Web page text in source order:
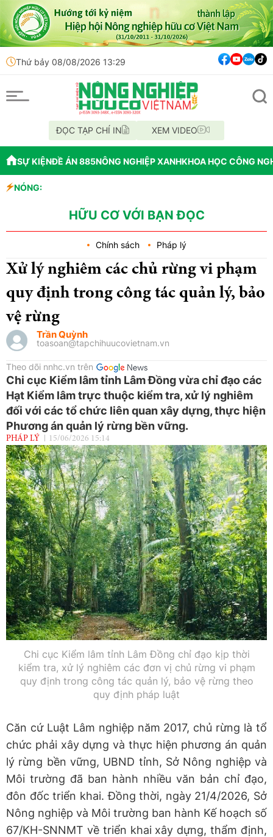
Thứ bảy 08/08/2026 13:29
ĐỌC TẠP CHÍ IN XEM VIDEO
SỰ KIỆNĐỀ ÁN 885NÔNG NGHIỆP XANHKHOA HỌC CÔNG
NÓNG:
HỮU CƠ VỚI BẠN ĐỌC
Chính sách Pháp lý
Xử lý nghiêm các chủ rừng vi phạm
quy định trong công tác quản lý, bảo
vệ rừng
Trần Quỳnh
toasoan@tapchihuucovietnam.vn
Theo dõi nnhc.vn trên
Chi cục Kiểm lâm tỉnh Lâm Đồng vừa chỉ đạo các
Hạt Kiểm lâm trực thuộc kiểm tra, xử lý nghiêm
đối với các tổ chức liên quan xây dựng, thực hiện
Phương án quản lý rừng bền vững.
PHÁP LÝ 15/06/2026 15:14
Chi cục Kiểm lâm tỉnh Lâm Đồng chỉ đạo kịp thời
kiểm tra, xử lý nghiêm các đơn vị chủ rừng vi phạm
quy định trong công tác quản lý, bảo vệ rừng theo
quy định pháp luật
Căn cứ Luật Lâm nghiệp năm 2017, chủ rừng là tổ
chức phải xây dựng và thực hiện phương án quản
lý rừng bền vững, UBND tỉnh, Sở Nông nghiệp và
Môi trường đã ban hành nhiều văn bản chỉ đạo,
đôn đốc triển khai. Đồng thời, ngày 21/4/2026, Sở
Nông nghiệp và Môi trường ban hành Kế hoạch số
67/KH-SNNMT về triển khai xây dựng, thẩm định,